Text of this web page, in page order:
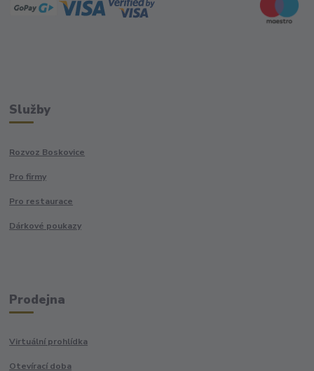
Služby
Rozvoz Boskovice
Pro firmy
Pro restaurace
Dárkové poukazy
Prodejna
Virtuální prohlídka
Otevírací doba